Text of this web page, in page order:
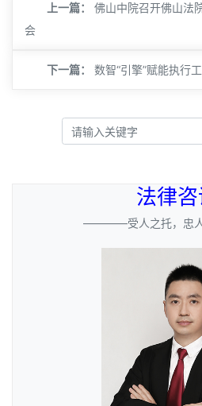
上一篇：
佛山中院召开佛山法
会
下一篇： 数智“引擎”赋能执行
法律
————受人之托，